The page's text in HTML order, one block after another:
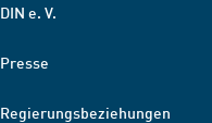
DIN e. V.
Presse
Regierungsbeziehungen